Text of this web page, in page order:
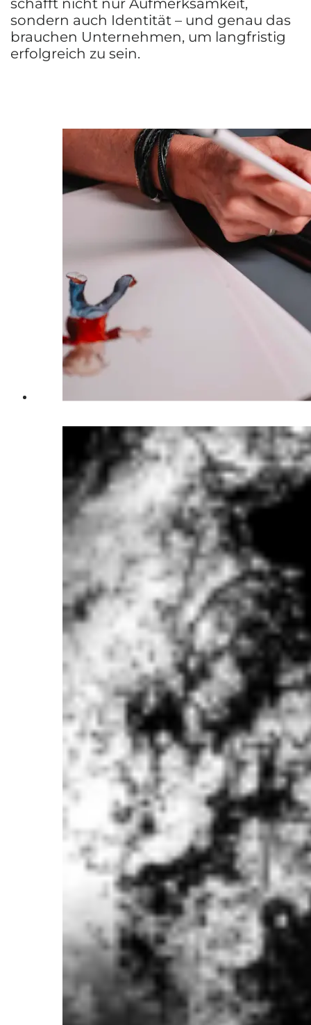
sondern auch Identität – und genau das
brauchen Unternehmen, um langfristig
erfolgreich zu sein.